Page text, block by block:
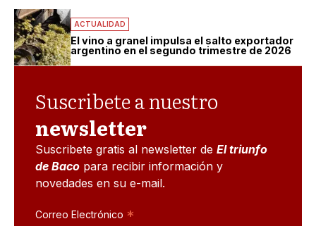
ACTUALIDAD
El vino a granel impulsa el salto exportador
argentino en el segundo trimestre de 2026
Suscribete a nuestro
newsletter
Suscribete gratis al newsletter de El triunfo
de Baco para recibir información y
novedades en su e-mail.
Correo Electrónico *